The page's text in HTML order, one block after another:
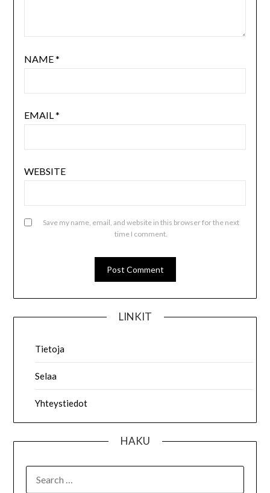
NAME*
EMAIL*
WEBSITE
Save my name, email, and website in this browser for the next
time I comment.
LINKIT
Tietoja
Selaa
Yhteystiedot
HAKU
FOR: